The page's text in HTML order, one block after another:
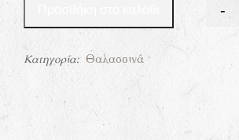
-
Κατηγορία: Θαλασσινά